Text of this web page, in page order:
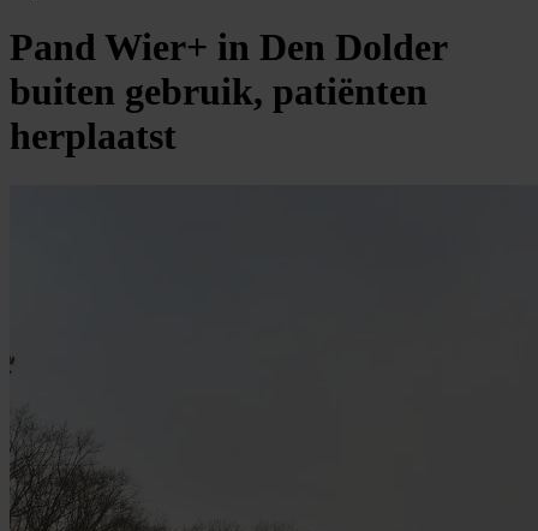
Pand Wier+ in Den Dolder
buiten gebruik, patiënten
herplaatst